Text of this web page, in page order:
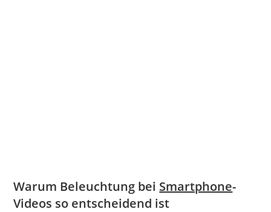
Warum Beleuchtung bei Smartphone-
Videos so entscheidend ist